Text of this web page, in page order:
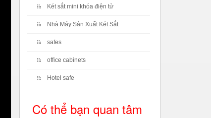
Két sắt mini khóa điện tử
Nhà Máy Sản Xuất Két Sắt
safes
office cabinets
Hotel safe
Có thể bạn quan tâm